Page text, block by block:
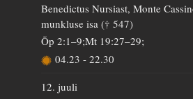
Benedictus Nursiast, Monte
munkluse isa († 547)
Õp 2:1–9;Mt 19:27–29;
04.23 - 22.30
12. juuli